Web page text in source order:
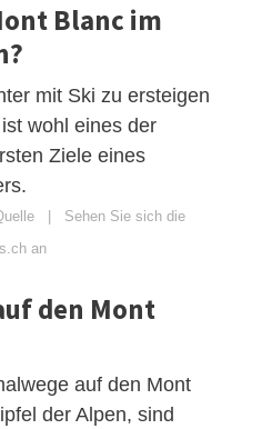
Blanc im
mit Ski zu ersteigen
wohl eines der
Ziele eines
| Sehen Sie sich die
an
den Mont
auf den Mont
der Alpen, sind